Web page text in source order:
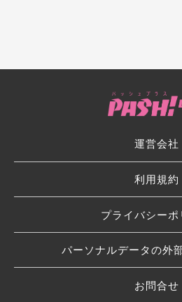
運営会社
利用規約
プライバシーポ
パーソナルデータの外
お問合せ